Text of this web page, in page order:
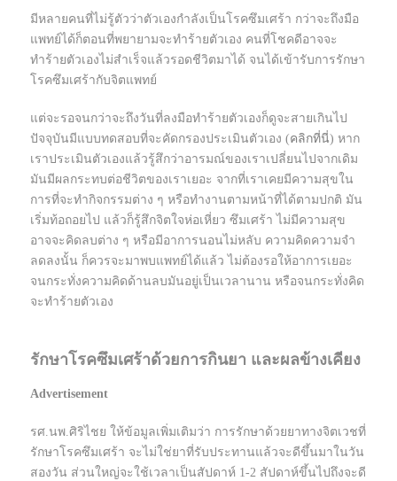
มีหลายคนที่ไม่รู้ตัวว่าตัวเองกำลังเป็นโรคซึมเศร้า กว่าจะถึงมือ
แพทย์ได้ก็ตอนที่พยายามจะทำร้ายตัวเอง คนที่โชคดีอาจจะ
ทำร้ายตัวเองไม่สำเร็จแล้วรอดชีวิตมาได้ จนได้เข้ารับการรักษา
โรคซึมเศร้ากับจิตแพทย์
แต่จะรอจนกว่าจะถึงวันที่ลงมือทำร้ายตัวเองก็ดูจะสายเกินไป
ปัจจุบันมีแบบทดสอบที่จะคัดกรองประเมินตัวเอง (คลิกที่นี่) หาก
เราประเมินตัวเองแล้วรู้สึกว่าอารมณ์ของเราเปลี่ยนไปจากเดิม
มันมีผลกระทบต่อชีวิตของเราเยอะ จากที่เราเคยมีความสุขใน
การที่จะทำกิจกรรมต่าง ๆ หรือทำงานตามหน้าที่ได้ตามปกติ มัน
เริ่มท้อถอยไป แล้วก็รู้สึกจิตใจห่อเหี่ยว ซึมเศร้า ไม่มีความสุข
อาจจะคิดลบต่าง ๆ หรือมีอาการนอนไม่หลับ ความคิดความจำ
ลดลงนั้น ก็ควรจะมาพบแพทย์ได้แล้ว ไม่ต้องรอให้อาการเยอะ
จนกระทั่งความคิดด้านลบมันอยู่เป็นเวลานาน หรือจนกระทั่งคิด
จะทำร้ายตัวเอง
รักษาโรคซึมเศร้าด้วยการกินยา และผลข้างเคียง
Advertisement
รศ.นพ.ศิริไชย ให้ข้อมูลเพิ่มเติมว่า การรักษาด้วยยาทางจิตเวชที่
รักษาโรคซึมเศร้า จะไม่ใช่ยาที่รับประทานแล้วจะดีขึ้นมาในวัน
สองวัน ส่วนใหญ่จะใช้เวลาเป็นสัปดาห์ 1-2 สัปดาห์ขึ้นไปถึงจะดี